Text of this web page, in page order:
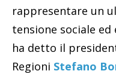
rappresentare un
tensione sociale
ha detto il
Regioni Stefano